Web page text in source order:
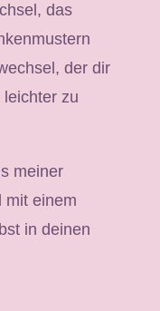
das
der dir
leichter zu
meiner
mit einem
in deinen